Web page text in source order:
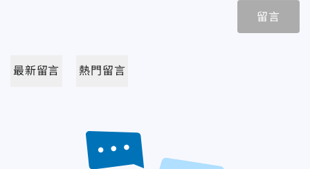
留言
最新留言 熱門留言